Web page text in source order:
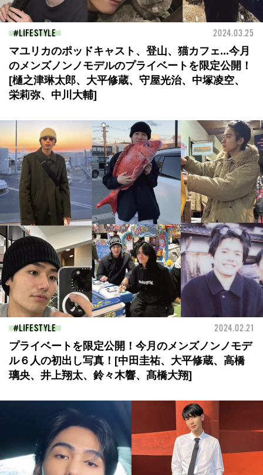
LIFESTYLE 2024.03.25
マユリカのポッドキャスト、登山、猫カフェ...今月
のメンズノンノモデルのプライベートを限定公開！
[樋之津琳太郎、大平修蔵、守屋光治、中塚凌空、
栄莉弥、中川大輔]
LIFESTYLE 2024.02.21
プライベートを限定公開！今月のメンズノンノモデ
ル６人の初出し写真！[中田圭祐、大平修蔵、高橋
璃央、井上翔太、鈴々木響、髙橋大翔]